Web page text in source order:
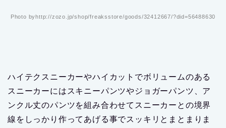
Photo byhttp://zozo.jp/shop/freaksstore/goods/32412667/?did=56488630
ハイテクスニーカーやハイカットでボリュームのある
スニーカーにはスキニーパンツやジョガーパンツ、ア
ンクル丈のパンツを組み合わせてスニーカーとの境界
線をしっかり作ってあげる事でスッキリとまとまりま